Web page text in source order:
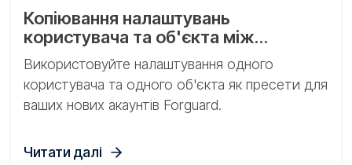
Копіювання налаштувань
користувача та об'єкта між
акаунтами Forguard
Використовуйте налаштування одного
користувача та одного об'єкта як пресети для
ваших нових акаунтів Forguard.
Читати далі